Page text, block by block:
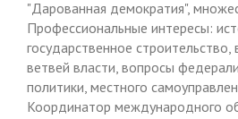
"Дарованная демократия",
Профессиональные интересы:
государственное
ветвей власти, вопросы
политики, местного
Координатор международного